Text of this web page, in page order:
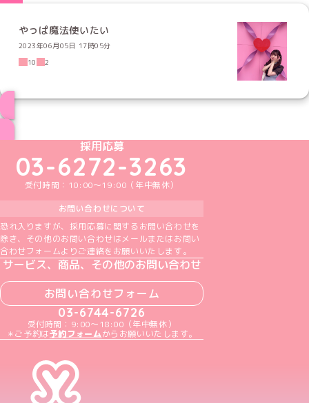
やっぱ魔法使いたい
2023年06月05日 17時05分
10
2
めいどりーみんTikTok公式アカウント
めいどりーみんX公式アカウント
採用応募
03-6272-3263
受付時間：10:00～19:00（年中無休）
お問い合わせについて
恐れ入りますが、採用応募に関するお問い合わせを
除き、その他のお問い合わせはメールまたはお問い
合わせフォームよりご連絡をお願いいたします。
サービス、商品、その他のお問い合わせ
お問い合わせフォーム
03-6744-6726
受付時間：9:00～18:00（年中無休）
＊ご予約は予約フォームからお願いいたします。